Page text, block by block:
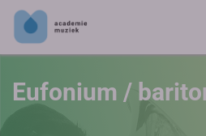
Eufonium /